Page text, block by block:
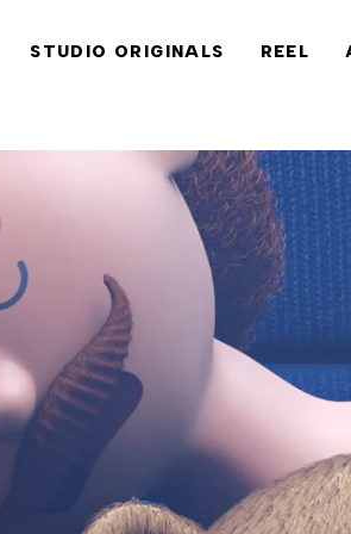
STUDIO ORIGINALS REEL